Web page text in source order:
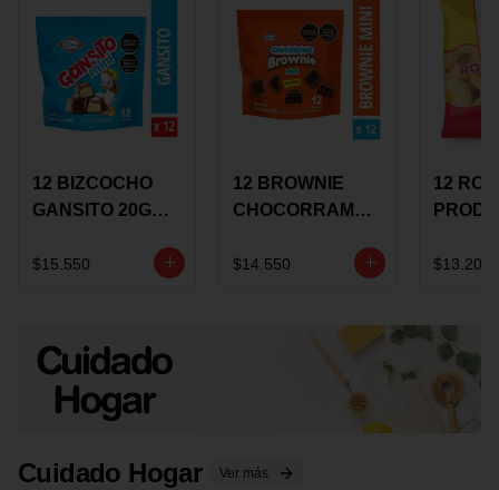
12 BIZCOCHO
GANSITO 20G
MERMELADA
$15.550
12 BROWNIE
CHOCORRAMO
X 20 GRS
$14.550
12
X 15
$13.200
Cuidado Hogar Ver más